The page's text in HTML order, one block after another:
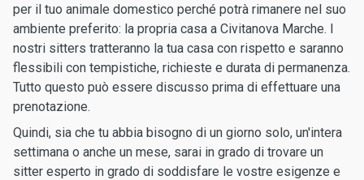
per il tuo animale domestico perché potrà rimanere nel suo
ambiente preferito: la propria casa a Civitanova Marche. I
nostri sitters tratteranno la tua casa con rispetto e saranno
flessibili con tempistiche, richieste e durata di permanenza.
Tutto questo può essere discusso prima di effettuare una
prenotazione.
Quindi, sia che tu abbia bisogno di un giorno solo, un'intera
settimana o anche un mese, sarai in grado di trovare un
sitter esperto in grado di soddisfare le vostre esigenze e